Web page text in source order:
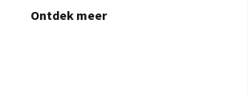
Ontdek meer